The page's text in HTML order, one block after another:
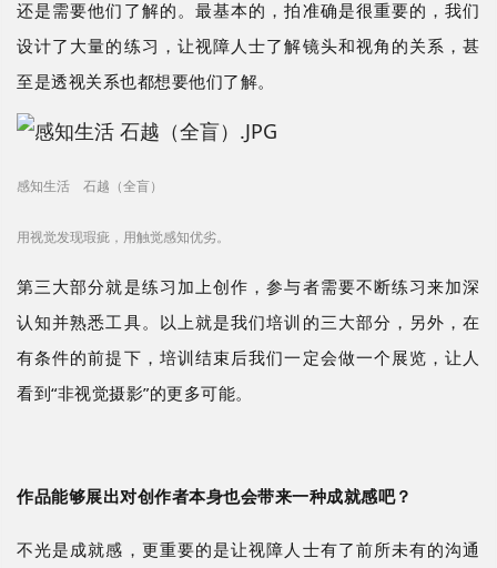
还是需要他们了解的。最基本的，拍准确是很重要的，我们
设计了大量的练习，让视障人士了解镜头和视角的关系，甚
至是透视关系也都想要他们了解。
感知生活 石越（全盲）
用视觉发现瑕疵，用触觉感知优劣。
第三大部分就是练习加上创作，参与者需要不断练习来加深
认知并熟悉工具。以上就是我们培训的三大部分，另外，在
有条件的前提下，培训结束后我们一定会做一个展览，让人
看到“非视觉摄影”的更多可能。
作品能够展出对创作者本身也会带来一种成就感吧？
不光是成就感，更重要的是让视障人士有了前所未有的沟通